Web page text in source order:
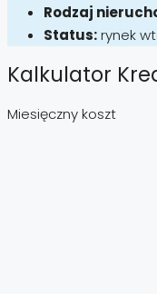
Rodzaj
Status:rynek
Kalkulator
Miesięczny koszt